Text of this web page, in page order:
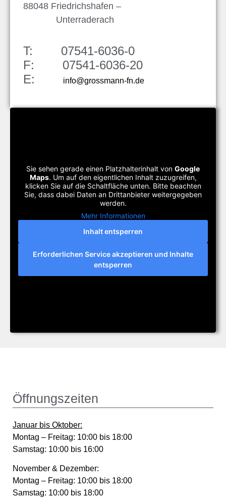
88048 Friedrichshafen –
Unterraderach
T: 07541-6036-0
F: 07541-6036-20
E:
info@grossmann-fn.de
Sie sehen gerade einen Platzhalterinhalt von Google
Maps. Um auf den eigentlichen Inhalt zuzugreifen,
klicken Sie auf die Schaltfläche unten. Bitte beachten
Sie, dass dabei Daten an Drittanbieter weitergegeben
werden.
Mehr Informationen
Inhalt entsperren
Erforderlichen Service akzeptieren und Inhalte
entsperren
Öffnungszeiten
Januar bis Oktober:
Montag – Freitag: 10:00 bis 18:00
Samstag: 10:00 bis 16:00
November & Dezember:
Montag – Freitag: 10:00 bis 18:00
Samstag: 10:00 bis 18:00